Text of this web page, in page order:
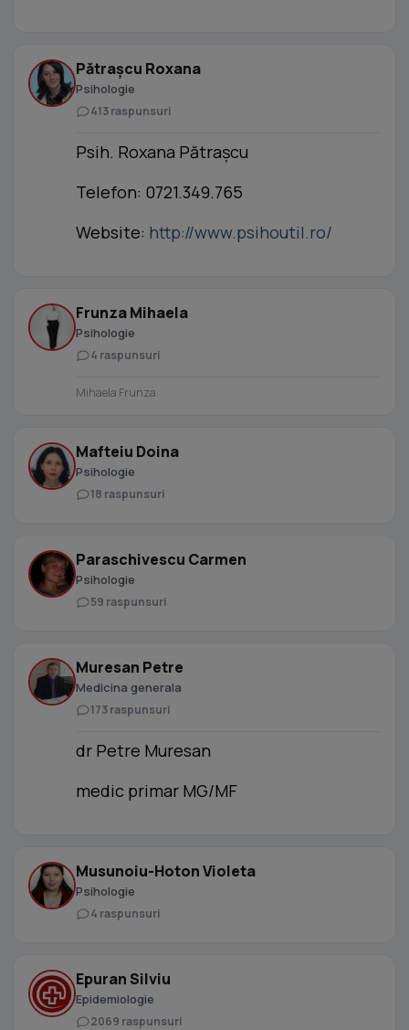
Pătrașcu Roxana
Psihologie
413 raspunsuri
Psih. Roxana Pătrașcu
Telefon: 0721.349.765
Website: http://www.psihoutil.ro/
Frunza Mihaela
Psihologie
4 raspunsuri
Mihaela Frunza
Mafteiu Doina
Psihologie
18 raspunsuri
Paraschivescu Carmen
Psihologie
59 raspunsuri
Muresan Petre
Medicina generala
173 raspunsuri
dr Petre Muresan
medic primar MG/MF
Musunoiu-Hoton Violeta
Psihologie
4 raspunsuri
Epuran Silviu
Epidemiologie
2069 raspunsuri